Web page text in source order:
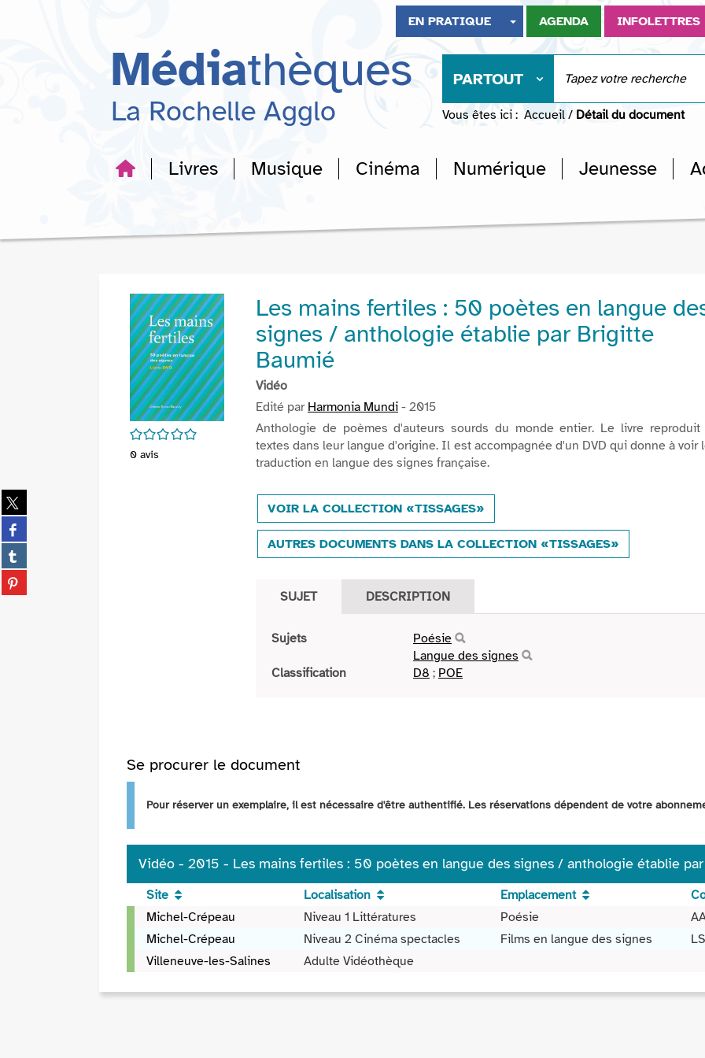
recherche
EN PRATIQUE AGENDA INFOLETTRES
Médiathèques
La Rochelle Agglo
PARTOUT
Vous êtes ici : Accueil / Détail du document
Livres Musique Cinéma Numérique Jeunesse
Partager
sur
twitter
(Nouvelle
fenêtre)
Partager
sur
facebook
(Nouvelle
fenêtre)
Partager
sur
tumblr
Partager
sur
/5
0 avis
Les mains fertiles : 50 poètes en langue
signes / anthologie établie par Brigitte
Baumié
Vidéo
Edité par Harmonia Mundi - 2015
Anthologie de poèmes d'auteurs sourds du monde entier. Le livre reproduit
textes dans leur langue d'origine. Il est accompagnée d'un DVD qui donne à voir
traduction en langue des signes française.
VOIR LA COLLECTION «TISSAGES»
AUTRES DOCUMENTS DANS LA COLLECTION «TISSAGES»
SUJET DESCRIPTION
Sujets
Poésie
Langue des signes
Classification
D8 ; POE
Se procurer le document
Pour réserver un exemplaire, il est nécessaire d'être authentifié. Les réservations dépendent de votre
Vidéo - 2015 - Les mains fertiles : 50 poètes en langue des signes / anthologie établie
Vidéo
mains
Site Localisation Emplacement
Michel-Crépeau
Niveau 1 Littératures Poésie
Michel-Crépeau
Niveau 2 Cinéma spectacles Films en langue des signes
Villeneuve-les-Salines
Adulte Vidéothèque